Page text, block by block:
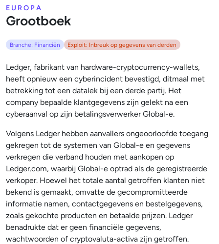
EUROPA
Grootboek
Branche: Financiën Exploit: Inbreuk op gegevens van derden
Ledger, fabrikant van hardware-cryptocurrency-wallets,
heeft opnieuw een cyberincident bevestigd, ditmaal met
betrekking tot een datalek bij een derde partij. Het
company bepaalde klantgegevens zijn gelekt na een
cyberaanval op zijn betalingsverwerker Global-e.
Volgens Ledger hebben aanvallers ongeoorloofde toegang
gekregen tot de systemen van Global-e en gegevens
verkregen die verband houden met aankopen op
Ledger.com, waarbij Global-e optrad als de geregistreerde
verkoper. Hoewel het totale aantal getroffen klanten niet
bekend is gemaakt, omvatte de gecompromitteerde
informatie namen, contactgegevens en bestelgegevens,
zoals gekochte producten en betaalde prijzen. Ledger
benadrukte dat er geen financiële gegevens,
wachtwoorden of cryptovaluta-activa zijn getroffen.